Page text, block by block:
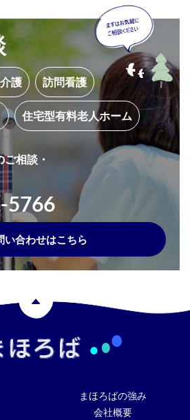
護 訪問看護
住宅型有料老人ホーム
相談・
5766
い合わせはこちら
まほろばの強み
会社概要